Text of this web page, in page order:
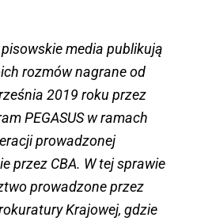
media publikują
rozmów nagrane od
2019 roku przez
PEGASUS w ramach
prowadzonej
przez CBA. W tej sprawie
prowadzone przez
Krajowej, gdzie